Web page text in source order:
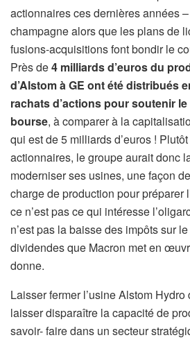
actionnaires ces dernières années
champagne alors que les plans de
fusions-acquisitions font bondir le
Près de4 milliards d’euros du
d’Alstom à GE ont été distribués
rachats d’actions pour soutenir
bourse, à comparer à la
qui est de 5 milliards d’euros !
actionnaires, le groupe aurait donc
moderniser ses usines, une façon
charge de production pour préparer
ce n’est pas ce qui intéresse
n’est pas la baisse des impôts sur
dividendes que Macron met en
donne.
Laisser fermer l’usine Alstom Hydro
laisser disparaître la capacité de
savoir- faire dans un secteur